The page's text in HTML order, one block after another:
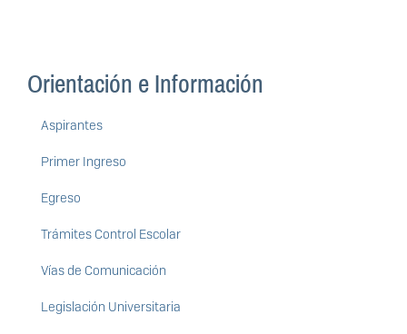
Orientación e Información
Aspirantes
Primer Ingreso
Egreso
Trámites Control Escolar
Vías de Comunicación
Legislación Universitaria